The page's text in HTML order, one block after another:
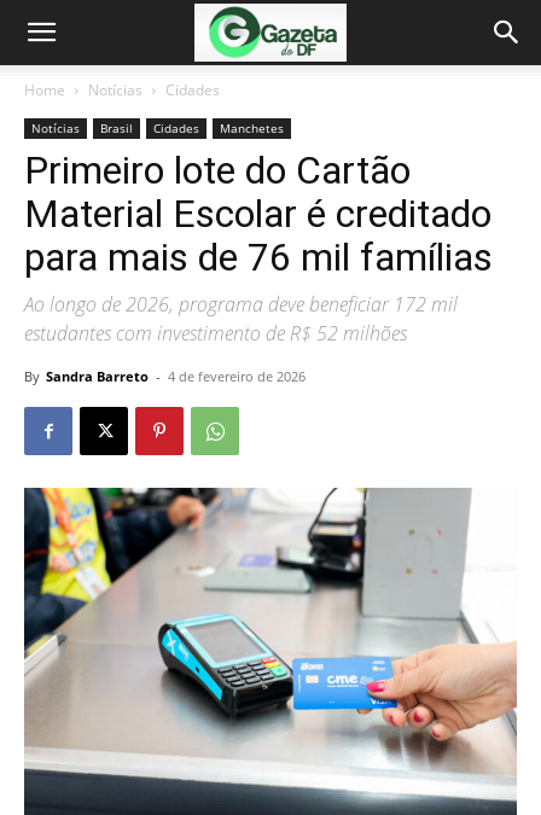
Home Notícias Cidades
Notícias Brasil Cidades Manchetes
Primeiro lote do Cartão
Material Escolar é creditado
para mais de 76 mil famílias
Ao longo de 2026, programa deve beneficiar 172 mil
estudantes com investimento de R$ 52 milhões
By Sandra Barreto - 4 de fevereiro de 2026